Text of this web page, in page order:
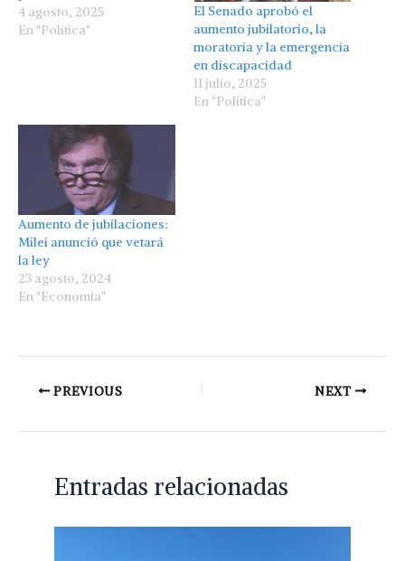
4 agosto, 2025
En "Política"
El Senado aprobó el
aumento jubilatorio, la
moratoria y la emergencia
en discapacidad
11 julio, 2025
En "Política"
Aumento de jubilaciones:
Milei anunció que vetará
la ley
23 agosto, 2024
En "Economía"
PREVIOUS NEXT
Entradas relacionadas